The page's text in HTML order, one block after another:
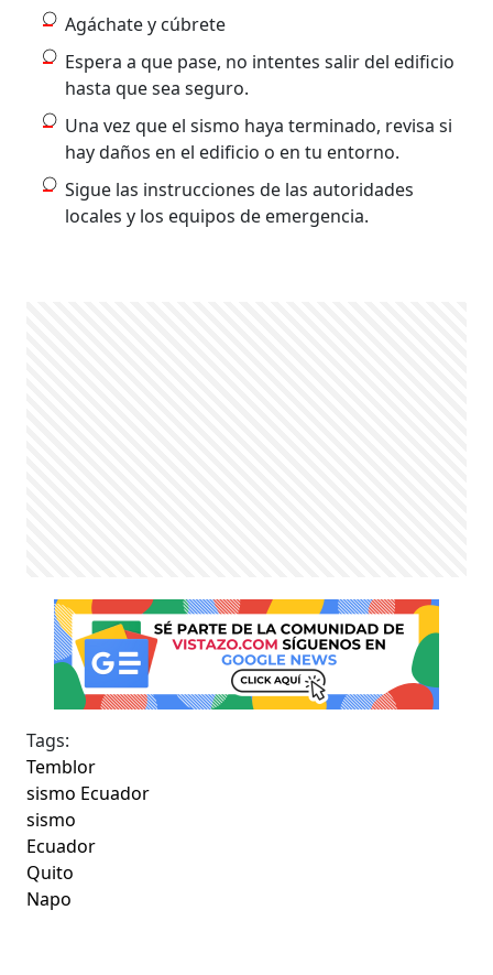
Agáchate y cúbrete
Espera a que pase, no intentes salir del edificio
hasta que sea seguro.
Una vez que el sismo haya terminado, revisa si
hay daños en el edificio o en tu entorno.
Sigue las instrucciones de las autoridades
locales y los equipos de emergencia.
Tags:
Temblor
sismo Ecuador
sismo
Ecuador
Quito
Napo